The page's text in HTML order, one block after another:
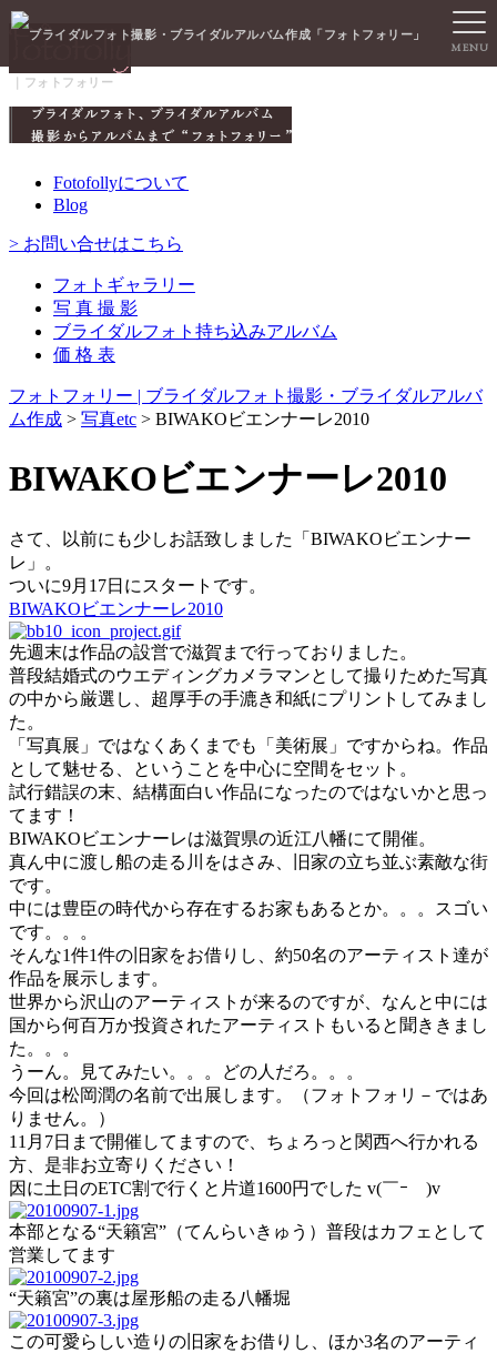
Fotofollyについて
Blog
> お問い合せはこちら
フォトギャラリー
写 真 撮 影
ブライダルフォト持ち込みアルバム
価 格 表
フォトフォリー | ブライダルフォト撮影・ブライダルアルバ
ム作成 > 写真etc > BIWAKOビエンナーレ2010
BIWAKOビエンナーレ2010
さて、以前にも少しお話致しました「BIWAKOビエンナー
レ」。
ついに9月17日にスタートです。
BIWAKOビエンナーレ2010
先週末は作品の設営で滋賀まで行っておりました。
普段結婚式のウエディングカメラマンとして撮りためた写真
の中から厳選し、超厚手の手漉き和紙にプリントしてみまし
た。
「写真展」ではなくあくまでも「美術展」ですからね。作品
として魅せる、ということを中心に空間をセット。
試行錯誤の末、結構面白い作品になったのではないかと思っ
てます！
BIWAKOビエンナーレは滋賀県の近江八幡にて開催。
真ん中に渡し船の走る川をはさみ、旧家の立ち並ぶ素敵な街
です。
中には豊臣の時代から存在するお家もあるとか。。。スゴい
です。。。
そんな1件1件の旧家をお借りし、約50名のアーティスト達が
作品を展示します。
世界から沢山のアーティストが来るのですが、なんと中には
国から何百万か投資されたアーティストもいると聞ききまし
た。。。
うーん。見てみたい。。。どの人だろ。。。
今回は松岡潤の名前で出展します。（フォトフォリ－ではあ
りません。）
11月7日まで開催してますので、ちょろっと関西へ行かれる
方、是非お立寄りください！
因に土日のETC割で行くと片道1600円でした v(￣ｰ￣)v
本部となる“天籟宮”（てんらいきゅう）普段はカフェとして
営業してます
“天籟宮”の裏は屋形船の走る八幡堀
この可愛らしい造りの旧家をお借りし、ほか3名のアーティ
｜フォトフォリー
MENU